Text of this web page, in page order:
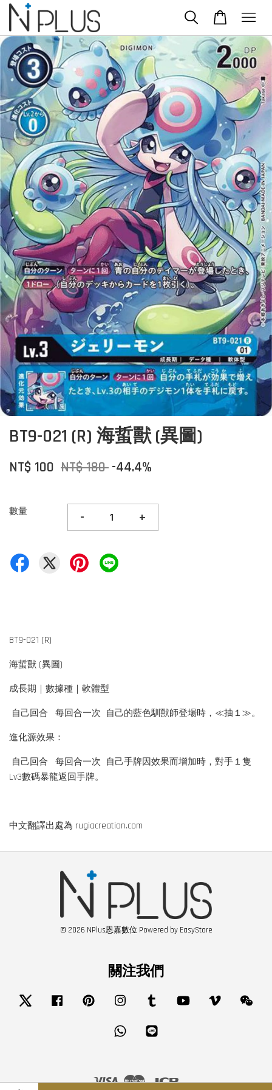
BT9-021 (R) 海蜇獸 (異圖)
NT$ 100 NT$ 180 -44.4%
數量 - +
BT9-021 (R)
海蜇獸 (異圖)
成長期｜數據種｜軟體型
自己回合 每回合一次 自己的藍色馴獸師登場時，≪抽１≫。
進化源效果：
自己回合 每回合一次 自己手牌因效果而增加時，對手１隻
Lv3數碼暴龍返回手牌。
中文翻譯出處為 rugiacreation.com
© 2026 NPlus恩嘉數位 Powered by EasyStore
關注我們
Twitter Facebook Pinterest Instagram Tumblr YouTube Vimeo
Whatsapp
Visa Master